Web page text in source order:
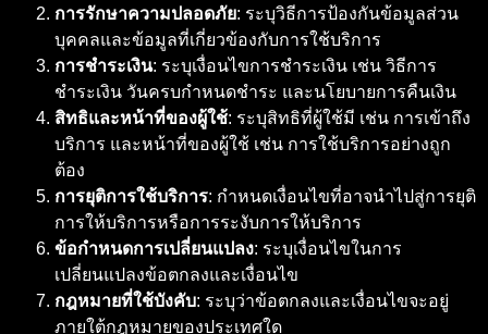
การรักษาความปลอดภัย: ระบุวิธีการป้องกันข้อมูลส่วน
บุคคลและข้อมูลที่เกี่ยวข้องกับการใช้บริการ
การชำระเงิน: ระบุเงื่อนไขการชำระเงิน เช่น วิธีการ
ชำระเงิน วันครบกำหนดชำระ และนโยบายการคืนเงิน
สิทธิและหน้าที่ของผู้ใช้: ระบุสิทธิที่ผู้ใช้มี เช่น การเข้าถึง
บริการ และหน้าที่ของผู้ใช้ เช่น การใช้บริการอย่างถูก
ต้อง
การยุติการใช้บริการ: กำหนดเงื่อนไขที่อาจนำไปสู่การยุติ
การให้บริการหรือการระงับการให้บริการ
ข้อกำหนดการเปลี่ยนแปลง: ระบุเงื่อนไขในการ
เปลี่ยนแปลงข้อตกลงและเงื่อนไข
กฎหมายที่ใช้บังคับ: ระบุว่าข้อตกลงและเงื่อนไขจะอยู่
ภายใต้กฎหมายของประเทศใด